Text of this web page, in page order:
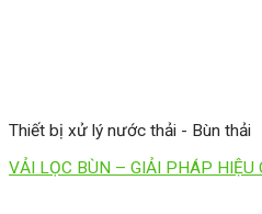
Thiết bị xử lý nước thải - Bùn thải
VẢI LỌC BÙN – GIẢI PHÁP HIỆU